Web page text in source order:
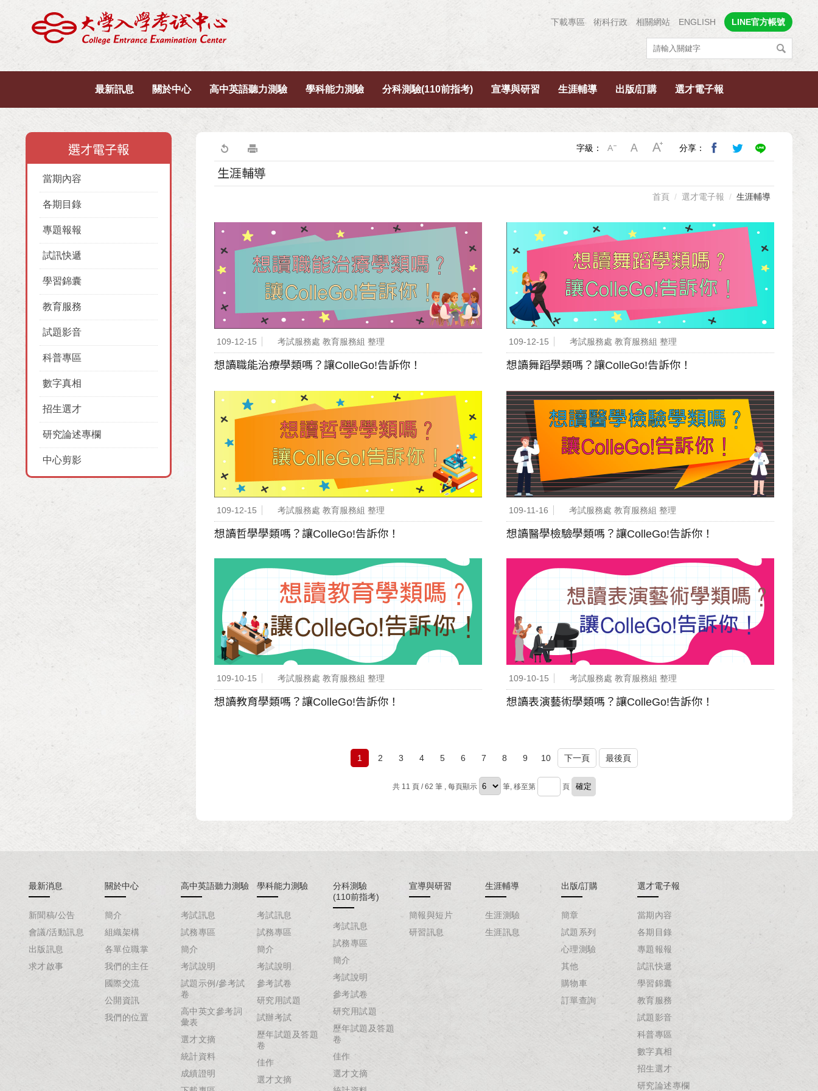
下載專區 術科行政 相關網站 ENGLISH LINE官方帳號
最新訊息 關於中心 高中英語聽力測驗 學科能力測驗 分科測驗(110前指考) 宣導與研習 生涯輔導 出版/訂購 選才電子報
選才電子報
當期內容
各期目錄
專題報報
試訊快遞
學習錦囊
教育服務
試題影音
科普專區
數字真相
招生選才
研究論述專欄
中心剪影
字級： 分享：
生涯輔導
首頁 選才電子報 生涯輔導
109-12-15 考試服務處 教育服務組 整理
想讀職能治療學類嗎？讓ColleGo!告訴你！
109-12-15 考試服務處 教育服務組 整理
想讀舞蹈學類嗎？讓ColleGo!告訴你！
109-12-15 考試服務處 教育服務組 整理
想讀哲學學類嗎？讓ColleGo!告訴你！
109-11-16 考試服務處 教育服務組 整理
想讀醫學檢驗學類嗎？讓ColleGo!告訴你！
109-10-15 考試服務處 教育服務組 整理
想讀教育學類嗎？讓ColleGo!告訴你！
109-10-15 考試服務處 教育服務組 整理
想讀表演藝術學類嗎？讓ColleGo!告訴你！
1 2 3 4 5 6 7 8 9 10 下一頁 最後頁
共 11 頁 / 62 筆 , 每頁顯示 筆, 移至第 頁
最新消息
新聞稿/公告
會議/活動訊息
出版訊息
求才啟事
關於中心
簡介
組織架構
各單位職掌
我們的主任
國際交流
公開資訊
我們的位置
高中英語聽力測驗
考試訊息
試務專區
簡介
考試說明
試題示例/參考試
卷
高中英文參考詞
彙表
選才文摘
統計資料
成績證明
學科能力測驗
考試訊息
試務專區
簡介
考試說明
參考試卷
研究用試題
試辦考試
歷年試題及答題
卷
佳作
選才文摘
分科測驗
(110前指考)
考試訊息
試務專區
簡介
考試說明
參考試卷
研究用試題
歷年試題及答題
卷
佳作
選才文摘
宣導與研習
簡報與短片
研習訊息
生涯輔導
生涯測驗
生涯訊息
出版/訂購
簡章
試題系列
心理測驗
其他
購物車
訂單查詢
選才電子報
當期內容
各期目錄
專題報報
試訊快遞
學習錦囊
教育服務
試題影音
科普專區
數字真相
招生選才
研究論述專欄